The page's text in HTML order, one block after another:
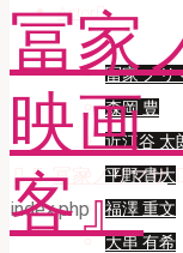
Actor
冨家 ノリ
森岡 豊
近江谷 太
平野 貴大
福澤 重文
大串 有希
Home冨家ノリマサ
index.php
冨家
映画
客』